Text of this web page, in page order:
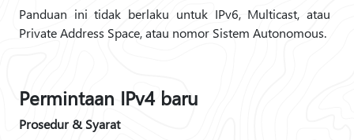
Panduan ini tidak berlaku untuk IPv6, Multicast, atau
Private Address Space, atau nomor Sistem Autonomous.
Permintaan IPv4 baru
Prosedur & Syarat